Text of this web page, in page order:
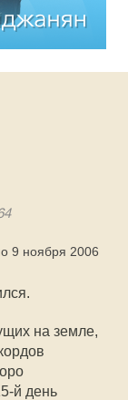
9 ноября 2006
на земле,
й день